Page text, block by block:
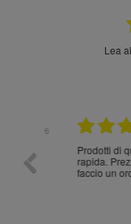
Lea
Prodotti di
rapida. Prezzi
faccio un